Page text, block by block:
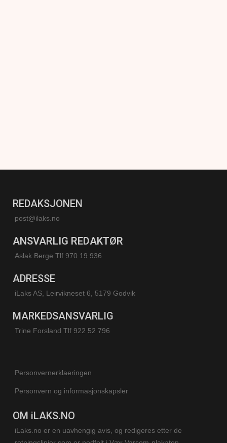
REDAKSJONEN
post@ilaks.no
ANSVARLIG REDAKTØR
Aslak Berge Tlf 970 19 936
ADRESSE
iLaks AS, Leirvikneset 6, 5179 Godvik
MARKEDSANSVARLIG
Trine Forsland Tlf 922 52 796
Personvernerklaeringen
Personvern og informasjonskapsler
OM iLAKS.NO
iLaks.no er en uavhengig avis, og redigeres etter de